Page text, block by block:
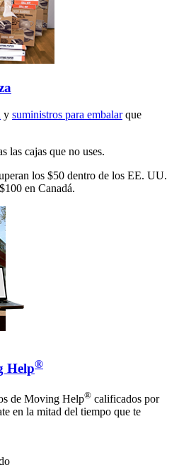
y suministros para embalarque
las cajas que no uses.
los $50 dentro de los EE. UU.
en Canadá.
Help®
de Moving Help® calificados por
en la mitad del tiempo que te